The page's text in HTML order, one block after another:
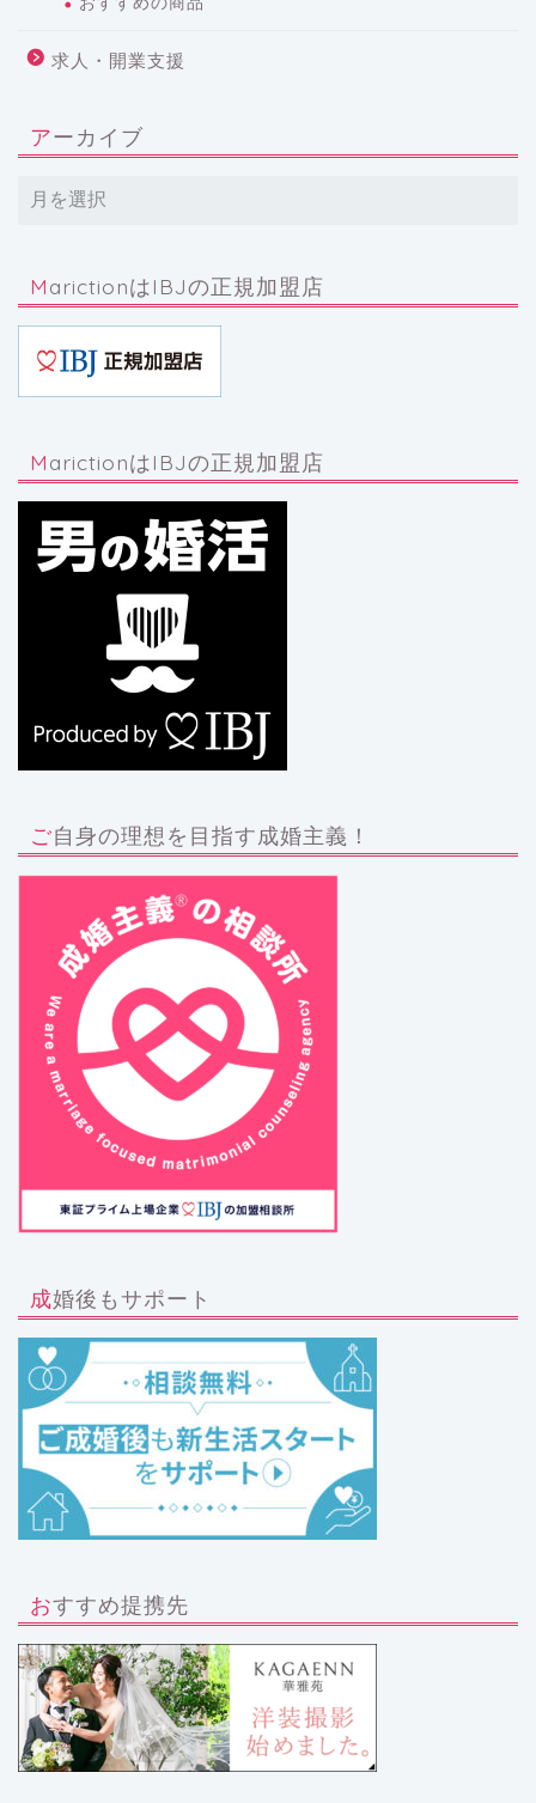
求人・開業支援
アーカイブ
MarictionはIBJの正規加盟店
MarictionはIBJの正規加盟店
ご自身の理想を目指す成婚主義！
成婚後もサポート
おすすめ提携先